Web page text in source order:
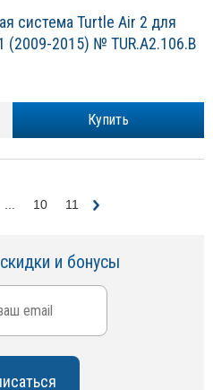
система Turtle Air 2 для
(2009-2015) № TUR.A2.106.B
Купить
... 10 11
и бонусы